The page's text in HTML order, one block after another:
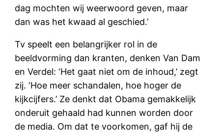
dag mochten wij weerwoord geven, maar
dan was het kwaad al geschied.’
Tv speelt een belangrijker rol in de
beeldvorming dan kranten, denken Van Dam
en Verdel: ‘Het gaat niet om de inhoud,’ zegt
zij. ‘Hoe meer schandalen, hoe hoger de
kijkcijfers.’ Ze denkt dat Obama gemakkelijk
onderuit gehaald had kunnen worden door
de media. Om dat te voorkomen, gaf hij de